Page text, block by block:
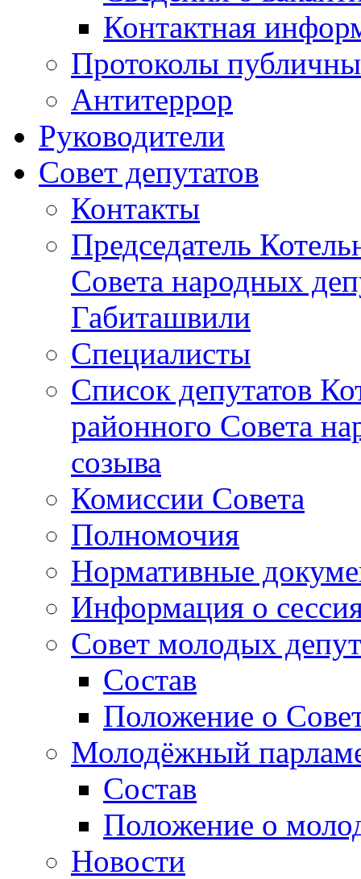
Контактная
Протоколы
Антитеррор
Руководители
Совет депутатов
Контакты
Председатель
Совета народных
Габиташвили
Специалисты
Список депутатов
районного Совета
созыва
Комиссии Совета
Полномочия
Нормативные
Информация о
Совет молодых
Состав
Положение о
Молодёжный
Состав
Положение о
Новости